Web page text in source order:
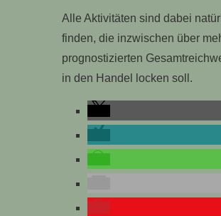
Alle Aktivitäten sind dabei
finden, die inzwischen über
prognostizierten
in den Handel locken soll.